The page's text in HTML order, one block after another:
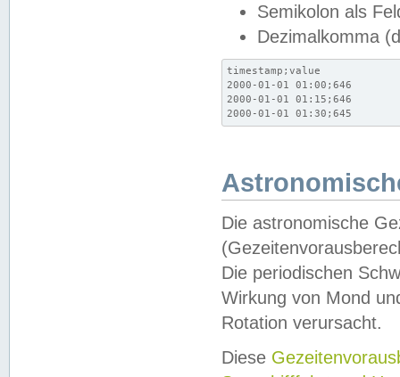
Semikolon als
Dezimalkomma
timestamp;value
2000-01-01 01:00;646
2000-01-01 01:15;646
2000-01-01 01:30;645
Die astronomische
Die periodischen
Wirkung von Mond
Rotation verursacht.
Diese